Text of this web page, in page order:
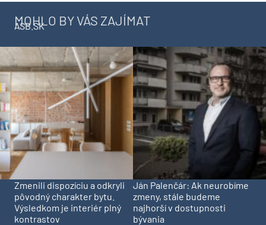
MOHLO BY VÁS ZAJÍMAT
ASB.SK
Zmenili dispozíciu a odkryli
pôvodný charakter bytu.
Výsledkom je interiér plný
kontrastov
Ján Palenčár: Ak neurobíme
zmeny, stále budeme
najhorší v dostupnosti
bývania